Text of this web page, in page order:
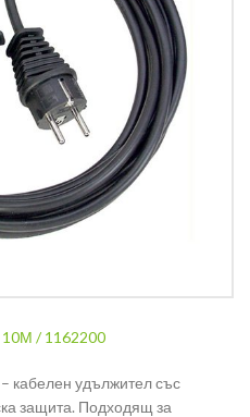
/ 1162200
кабелен удължител със
защита. Подходящ за